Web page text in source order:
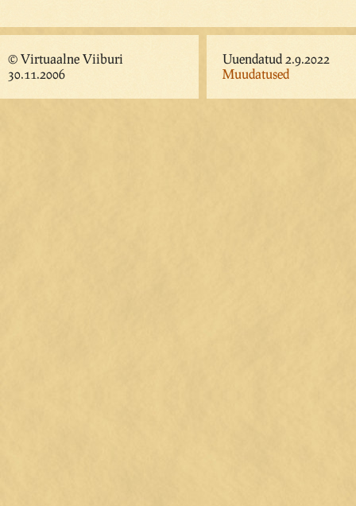
© Virtuaalne Viiburi
30.11.2006
Uuendatud 2.9.2022
Muudatused